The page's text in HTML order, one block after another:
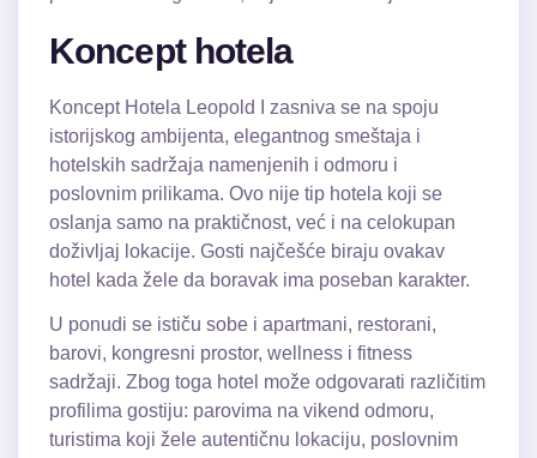
Koncept hotela
Koncept Hotela Leopold I zasniva se na spoju
istorijskog ambijenta, elegantnog smeštaja i
hotelskih sadržaja namenjenih i odmoru i
poslovnim prilikama. Ovo nije tip hotela koji se
oslanja samo na praktičnost, već i na celokupan
doživljaj lokacije. Gosti najčešće biraju ovakav
hotel kada žele da boravak ima poseban karakter.
U ponudi se ističu sobe i apartmani, restorani,
barovi, kongresni prostor, wellness i fitness
sadržaji. Zbog toga hotel može odgovarati različitim
profilima gostiju: parovima na vikend odmoru,
turistima koji žele autentičnu lokaciju, poslovnim